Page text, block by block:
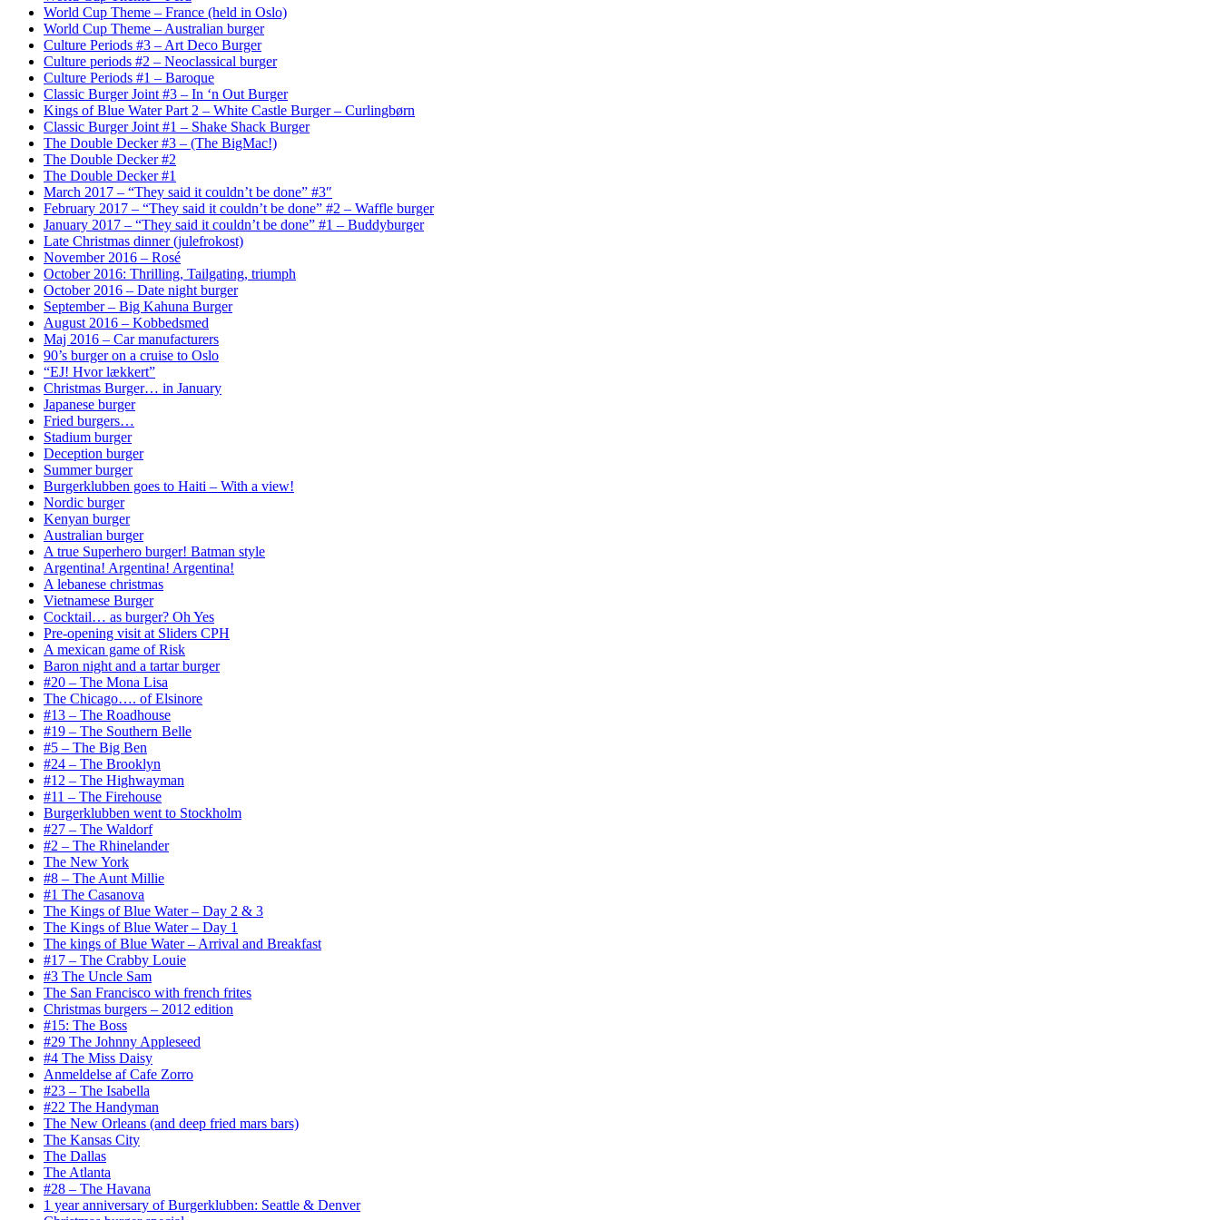
World Cup Theme – France (held in Oslo)
World Cup Theme – Australian burger
Culture Periods #3 – Art Deco Burger
Culture periods #2 – Neoclassical burger
Culture Periods #1 – Baroque
Classic Burger Joint #3 – In ‘n Out Burger
Kings of Blue Water Part 2 – White Castle Burger – Curlingbørn
Classic Burger Joint #1 – Shake Shack Burger
The Double Decker #3 – (The BigMac!)
The Double Decker #2
The Double Decker #1
March 2017 – “They said it couldn’t be done” #3″
February 2017 – “They said it couldn’t be done” #2 – Waffle burger
January 2017 – “They said it couldn’t be done” #1 – Buddyburger
Late Christmas dinner (julefrokost)
November 2016 – Rosé
October 2016: Thrilling, Tailgating, triumph
October 2016 – Date night burger
September – Big Kahuna Burger
August 2016 – Kobbedsmed
Maj 2016 – Car manufacturers
90’s burger on a cruise to Oslo
“EJ! Hvor lækkert”
Christmas Burger… in January
Japanese burger
Fried burgers…
Stadium burger
Deception burger
Summer burger
Burgerklubben goes to Haiti – With a view!
Nordic burger
Kenyan burger
Australian burger
A true Superhero burger! Batman style
Argentina! Argentina! Argentina!
A lebanese christmas
Vietnamese Burger
Cocktail… as burger? Oh Yes
Pre-opening visit at Sliders CPH
A mexican game of Risk
Baron night and a tartar burger
#20 – The Mona Lisa
The Chicago…. of Elsinore
#13 – The Roadhouse
#19 – The Southern Belle
#5 – The Big Ben
#24 – The Brooklyn
#12 – The Highwayman
#11 – The Firehouse
Burgerklubben went to Stockholm
#27 – The Waldorf
#2 – The Rhinelander
The New York
#8 – The Aunt Millie
#1 The Casanova
The Kings of Blue Water – Day 2 & 3
The Kings of Blue Water – Day 1
The kings of Blue Water – Arrival and Breakfast
#17 – The Crabby Louie
#3 The Uncle Sam
The San Francisco with french frites
Christmas burgers – 2012 edition
#15: The Boss
#29 The Johnny Appleseed
#4 The Miss Daisy
Anmeldelse af Cafe Zorro
#23 – The Isabella
#22 The Handyman
The New Orleans (and deep fried mars bars)
The Kansas City
The Dallas
The Atlanta
#28 – The Havana
1 year anniversary of Burgerklubben: Seattle & Denver